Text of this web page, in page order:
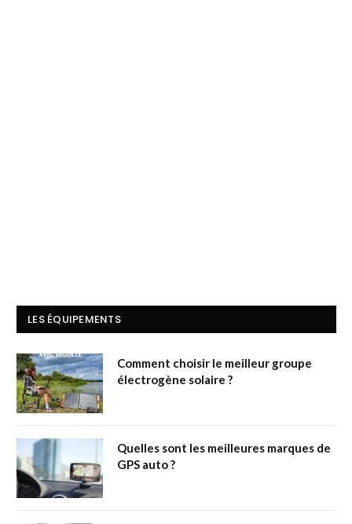
LES ÉQUIPEMENTS
Comment choisir le meilleur groupe
électrogène solaire ?
Quelles sont les meilleures marques de
GPS auto ?